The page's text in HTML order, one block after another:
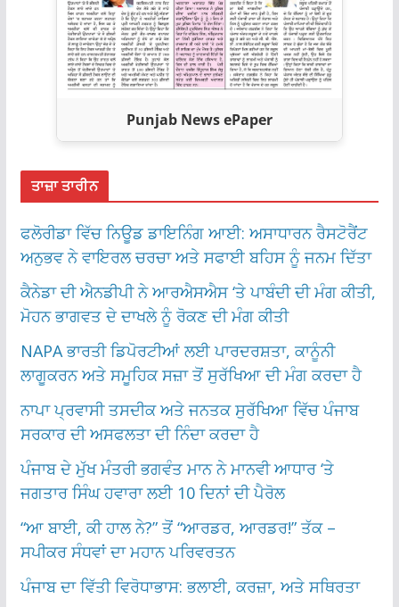
Punjab News ePaper
ਤਾਜ਼ਾ ਤਾਰੀਨ
ਫਲੋਰੀਡਾ ਵਿੱਚ ਨਿਊਡ ਡਾਇਨਿੰਗ ਆਈ: ਅਸਾਧਾਰਨ ਰੈਸਟੋਰੈਂਟ
ਅਨੁਭਵ ਨੇ ਵਾਇਰਲ ਚਰਚਾ ਅਤੇ ਸਫਾਈ ਬਹਿਸ ਨੂੰ ਜਨਮ ਦਿੱਤਾ
ਕੈਨੇਡਾ ਦੀ ਐਨਡੀਪੀ ਨੇ ਆਰਐਸਐਸ ‘ਤੇ ਪਾਬੰਦੀ ਦੀ ਮੰਗ ਕੀਤੀ,
ਮੋਹਨ ਭਾਗਵਤ ਦੇ ਦਾਖਲੇ ਨੂੰ ਰੋਕਣ ਦੀ ਮੰਗ ਕੀਤੀ
NAPA ਭਾਰਤੀ ਡਿਪੋਰਟੀਆਂ ਲਈ ਪਾਰਦਰਸ਼ਤਾ, ਕਾਨੂੰਨੀ
ਲਾਗੂਕਰਨ ਅਤੇ ਸਮੂਹਿਕ ਸਜ਼ਾ ਤੋਂ ਸੁਰੱਖਿਆ ਦੀ ਮੰਗ ਕਰਦਾ ਹੈ
ਨਾਪਾ ਪ੍ਰਵਾਸੀ ਤਸਦੀਕ ਅਤੇ ਜਨਤਕ ਸੁਰੱਖਿਆ ਵਿੱਚ ਪੰਜਾਬ
ਸਰਕਾਰ ਦੀ ਅਸਫਲਤਾ ਦੀ ਨਿੰਦਾ ਕਰਦਾ ਹੈ
ਪੰਜਾਬ ਦੇ ਮੁੱਖ ਮੰਤਰੀ ਭਗਵੰਤ ਮਾਨ ਨੇ ਮਾਨਵੀ ਆਧਾਰ ‘ਤੇ
ਜਗਤਾਰ ਸਿੰਘ ਹਵਾਰਾ ਲਈ 10 ਦਿਨਾਂ ਦੀ ਪੈਰੋਲ
“ਆ ਬਾਈ, ਕੀ ਹਾਲ ਨੇ?” ਤੋਂ “ਆਰਡਰ, ਆਰਡਰ!” ਤੱਕ –
ਸਪੀਕਰ ਸੰਧਵਾਂ ਦਾ ਮਹਾਨ ਪਰਿਵਰਤਨ
ਪੰਜਾਬ ਦਾ ਵਿੱਤੀ ਵਿਰੋਧਾਭਾਸ: ਭਲਾਈ, ਕਰਜ਼ਾ, ਅਤੇ ਸਥਿਰਤਾ